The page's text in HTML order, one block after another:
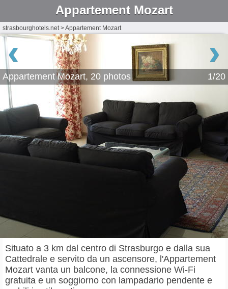
Appartement Mozart
strasbourghotels.net>Appartement Mozart
‹ ›
Appartement Mozart, 20 photos 1/20
Situato a 3 km dal centro di Strasburgo e dalla sua
Cattedrale e servito da un ascensore, l'Appartement
Mozart vanta un balcone, la connessione Wi-Fi
gratuita e un soggiorno con lampadario pendente e